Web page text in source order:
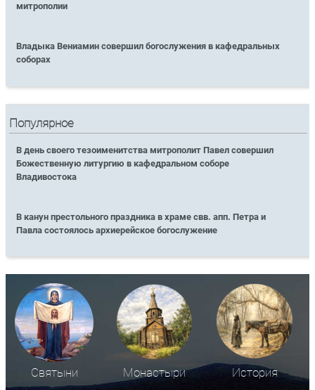
митрополии
Владыка Вениамин совершил богослужения в кафедральных
соборах
Популярное
В день своего тезоименитства митрополит Павел совершил
Божественную литургию в кафедральном соборе
Владивостока
В канун престольного праздника в храме свв. апп. Петра и
Павла состоялось архиерейское богослужение
Святыни Монастыри История